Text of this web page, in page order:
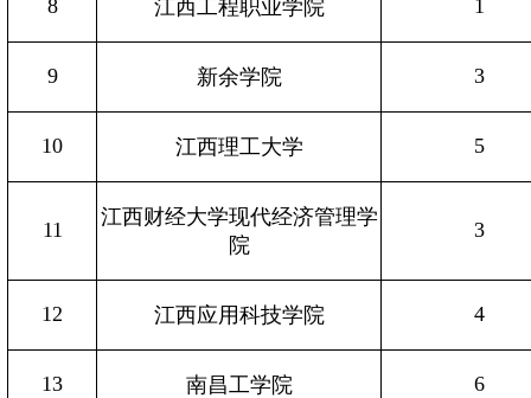
8 江西工程职业学院 1
9 新余学院 3
10 江西理工大学 5
11
江西财经大学现代经济管理学
院
3
12 江西应用科技学院 4
13 南昌工学院 6